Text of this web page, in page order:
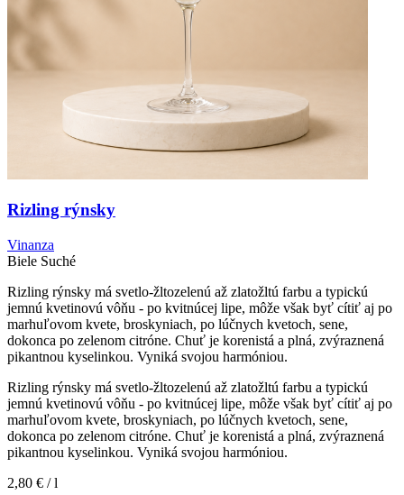
Rizling rýnsky
Vinanza
Biele Suché
Rizling rýnsky má svetlo-žltozelenú až zlatožltú farbu a typickú
jemnú kvetinovú vôňu - po kvitnúcej lipe, môže však byť cítiť aj po
marhuľovom kvete, broskyniach, po lúčnych kvetoch, sene,
dokonca po zelenom citróne. Chuť je korenistá a plná, zvýraznená
pikantnou kyselinkou. Vyniká svojou harmóniou.
Rizling rýnsky má svetlo-žltozelenú až zlatožltú farbu a typickú
jemnú kvetinovú vôňu - po kvitnúcej lipe, môže však byť cítiť aj po
marhuľovom kvete, broskyniach, po lúčnych kvetoch, sene,
dokonca po zelenom citróne. Chuť je korenistá a plná, zvýraznená
pikantnou kyselinkou. Vyniká svojou harmóniou.
2,80 € / l